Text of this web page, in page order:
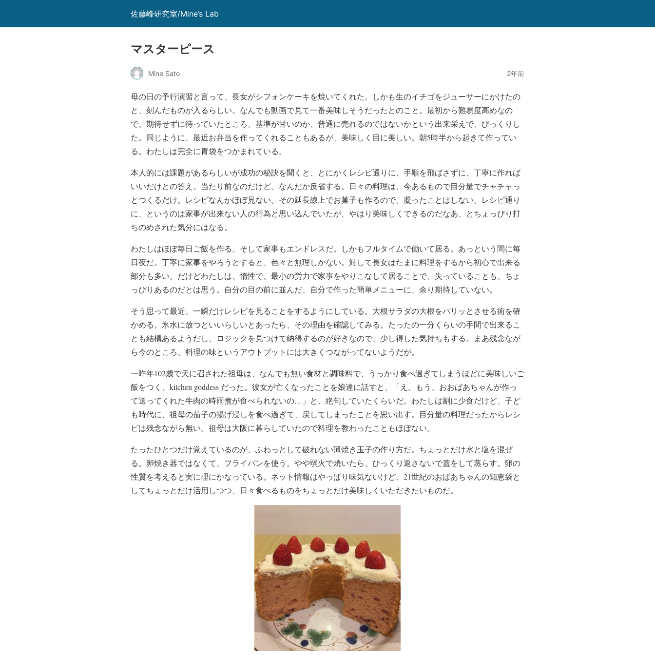
佐藤峰研究室/Mine’s Lab
マスターピース
Mine Sato 2年前
母の日の予行演習と言って、長女がシフォンケーキを焼いてくれた。しかも生のイチゴをジューサーにかけたの
と、刻んだものが入るらしい。なんでも動画で見て一番美味しそうだったとのこと。最初から難易度高めなの
で、期待せずに待っていたところ、基準が甘いのか、普通に売れるのではないかという出来栄えで、びっくりし
た。同じように、最近お弁当を作ってくれることもあるが、美味しく目に美しい。朝5時半から起きて作ってい
る。わたしは完全に胃袋をつかまれている。
本人的には課題があるらしいが成功の秘訣を聞くと、とにかくレシピ通りに、手順を飛ばさずに、丁寧に作れば
いいだけとの答え。当たり前なのだけど、なんだか反省する。日々の料理は、今あるもので目分量でチャチャっ
とつくるだけ。レシピなんかほぼ見ない。その延長線上でお菓子も作るので、凝ったことはしない。レシピ通り
に、というのは家事が出来ない人の行為と思い込んでいたが、やはり美味しくできるのだなあ、とちょっぴり打
ちのめされた気分にはなる。
わたしはほぼ毎日ご飯を作る。そして家事もエンドレスだ。しかもフルタイムで働いて居る。あっという間に毎
日夜だ。丁寧に家事をやろうとすると、色々と無理しかない。対して長女はたまに料理をするから初心で出来る
部分も多い。だけどわたしは、惰性で、最小の労力で家事をやりこなして居ることで、失っていることも、ちょ
っぴりあるのだとは思う。自分の目の前に並んだ、自分で作った簡単メニューに、余り期待していない。
そう思って最近、一瞬だけレシピを見ることをするようにしている。大根サラダの大根をパリッとさせる術を確
かめる。氷水に放つといいらしいとあったら、その理由を確認してみる。たったの一分くらいの手間で出来るこ
とも結構あるようだし、ロジックを見つけて納得するのが好きなので、少し得した気持ちもする。まあ残念なが
ら今のところ、料理の味というアウトプットには大きくつながってないようだが。
一昨年102歳で天に召された祖母は、なんでも無い食材と調味料で、うっかり食べ過ぎてしまうほどに美味しいご
飯をつく、kitchen goddess だった。彼女が亡くなったことを娘達に話すと、「え。もう、おおばあちゃんが作っ
て送ってくれた牛肉の時雨煮が食べられないの…」と、絶句していたくらいだ。わたしは割に少食だけど、子ど
も時代に、祖母の茄子の揚げ浸しを食べ過ぎて、戻してしまったことを思い出す。目分量の料理だったからレシ
ピは残念ながら無い。祖母は大阪に暮らしていたので料理を教わったこともほぼない。
たったひとつだけ覚えているのが、ふわっとして破れない薄焼き玉子の作り方だ。ちょっとだけ水と塩を混ぜ
る。卵焼き器ではなくて、フライパンを使う。やや弱火で焼いたら、ひっくり返さないで蓋をして蒸らす。卵の
性質を考えると実に理にかなっている。ネット情報はやっぱり味気ないけど、21世紀のおばあちゃんの知恵袋と
してちょっとだけ活用しつつ、日々食べるものをちょっとだけ美味しくいただきたいものだ。